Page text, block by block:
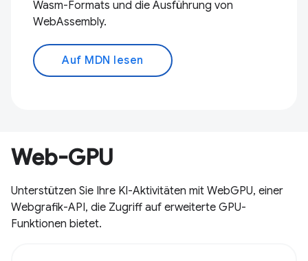
Wasm-Formats und die Ausführung von
WebAssembly.
Auf MDN lesen
Web-GPU
Unterstützen Sie Ihre KI-Aktivitäten mit WebGPU, einer
Webgrafik-API, die Zugriff auf erweiterte GPU-
Funktionen bietet.